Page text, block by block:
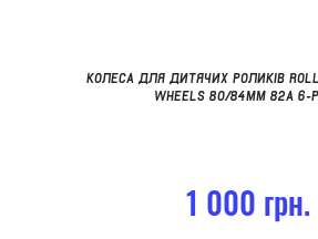
КОЛЕСА ДЛЯ ДИТЯЧИХ РОЛИКІВ
WHEELS 80/84MM 82A 6-
1 000 грн.